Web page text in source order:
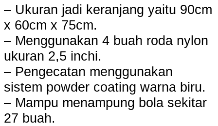
– Ukuran jadi keranjang yaitu 90cm
x 60cm x 75cm.
– Menggunakan 4 buah roda nylon
ukuran 2,5 inchi.
– Pengecatan menggunakan
sistem powder coating warna biru.
– Mampu menampung bola sekitar
27 buah.